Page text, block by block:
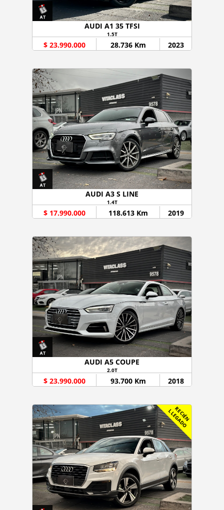
AUDI A1 35 TFSI
1.5T
$ 23.990.000 28.736 Km 2023
AUDI A3 S LINE
1.4T
$ 17.990.000 118.613 Km 2019
AUDI A5 COUPE
2.0T
$ 23.990.000 93.700 Km 2018
R
E
C
I
É
N
L
L
E
G
A
D
O